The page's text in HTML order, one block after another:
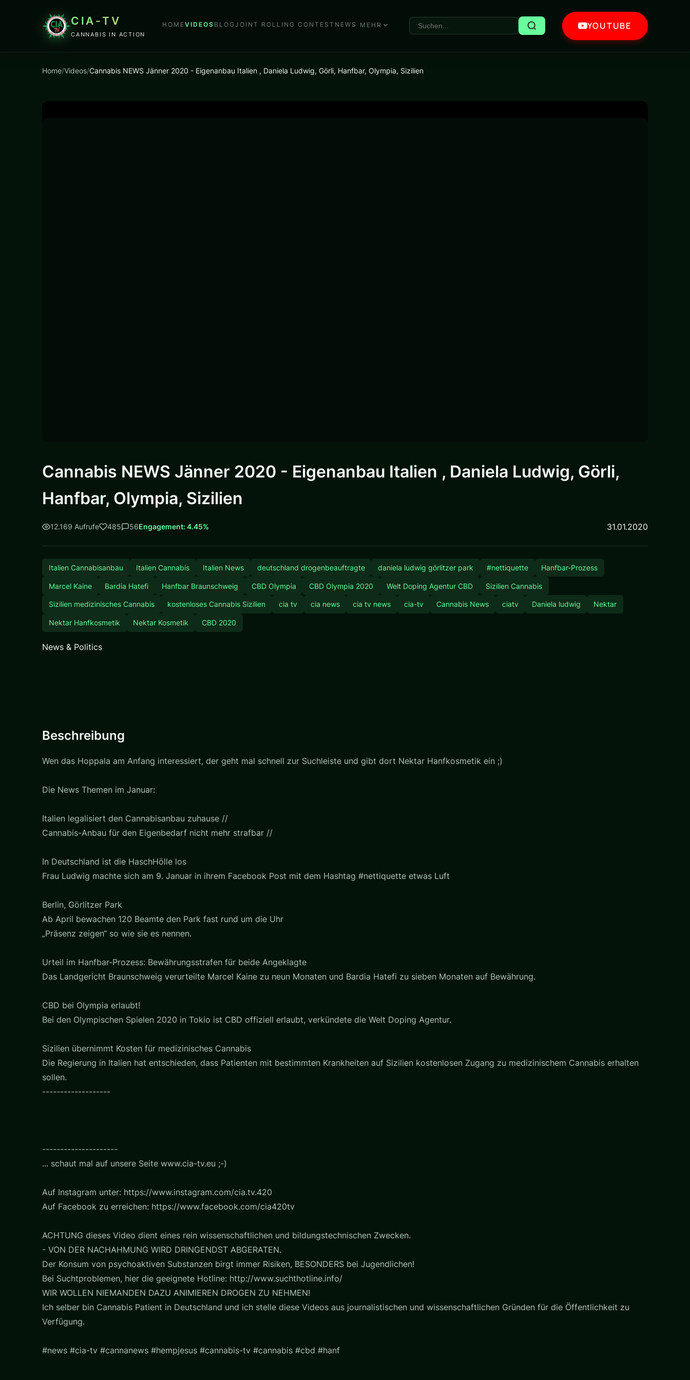
CIA-TV
CANNABIS IN ACTION
HOMEVIDEOS BLOGJOINT ROLLING CONTEST NEWS MEHR YOUTUBE
Home/Videos/Cannabis NEWS Jänner 2020 - Eigenanbau Italien , Daniela Ludwig, Görli, Hanfbar, Olympia, Sizilien
Cannabis NEWS Jänner 2020 - Eigenanbau Italien , Daniela Ludwig, Görli,
Hanfbar, Olympia, Sizilien
12.169 Aufrufe 485 56Engagement: 4.45% 31.01.2020
Italien Cannabisanbau Italien Cannabis Italien News deutschland drogenbeauftragte daniela ludwig görlitzer park #nettiquette Hanfbar-Prozess
Marcel Kaine Bardia Hatefi Hanfbar Braunschweig CBD Olympia CBD Olympia 2020 Welt Doping Agentur CBD Sizilien Cannabis
Sizilien medizinisches Cannabis kostenloses Cannabis Sizilien cia tv cia news cia tv news cia-tv Cannabis News ciatv Daniela ludwig Nektar
Nektar Hanfkosmetik Nektar Kosmetik CBD 2020
News & Politics
Beschreibung
Wen das Hoppala am Anfang interessiert, der geht mal schnell zur Suchleiste und gibt dort Nektar Hanfkosmetik ein ;)
Die News Themen im Januar:
Italien legalisiert den Cannabisanbau zuhause //
Cannabis-Anbau für den Eigenbedarf nicht mehr strafbar //
In Deutschland ist die HaschHölle los
Frau Ludwig machte sich am 9. Januar in ihrem Facebook Post mit dem Hashtag #nettiquette etwas Luft
Berlin, Görlitzer Park
Ab April bewachen 120 Beamte den Park fast rund um die Uhr
„Präsenz zeigen“ so wie sie es nennen.
Urteil im Hanfbar-Prozess: Bewährungsstrafen für beide Angeklagte
Das Landgericht Braunschweig verurteilte Marcel Kaine zu neun Monaten und Bardia Hatefi zu sieben Monaten auf Bewährung.
CBD bei Olympia erlaubt!
Bei den Olympischen Spielen 2020 in Tokio ist CBD offiziell erlaubt, verkündete die Welt Doping Agentur.
Sizilien übernimmt Kosten für medizinisches Cannabis
Die Regierung in Italien hat entschieden, dass Patienten mit bestimmten Krankheiten auf Sizilien kostenlosen Zugang zu medizinischem Cannabis erhalten
sollen.
-------------------
---------------------
... schaut mal auf unsere Seite www.cia-tv.eu ;-)
Auf Instagram unter: https://www.instagram.com/cia.tv.420
Auf Facebook zu erreichen: https://www.facebook.com/cia420tv
ACHTUNG dieses Video dient eines rein wissenschaftlichen und bildungstechnischen Zwecken.
- VON DER NACHAHMUNG WIRD DRINGENDST ABGERATEN.
Der Konsum von psychoaktiven Substanzen birgt immer Risiken, BESONDERS bei Jugendlichen!
Bei Suchtproblemen, hier die geeignete Hotline: http://www.suchthotline.info/
WIR WOLLEN NIEMANDEN DAZU ANIMIEREN DROGEN ZU NEHMEN!
Ich selber bin Cannabis Patient in Deutschland und ich stelle diese Videos aus journalistischen und wissenschaftlichen Gründen für die Öffentlichkeit zu
Verfügung.
#news #cia-tv #cannanews #hempjesus #cannabis-tv #cannabis #cbd #hanf